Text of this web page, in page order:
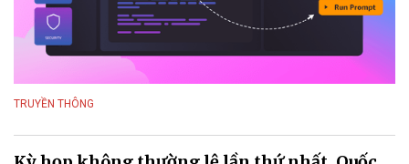
TRUYỀN THÔNG